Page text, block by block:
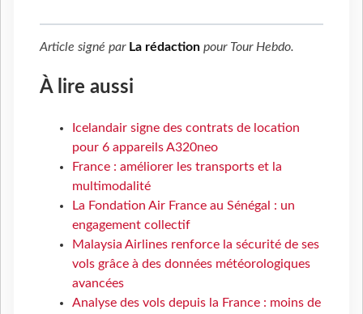
Article signé par La rédaction pour Tour Hebdo.
À lire aussi
Icelandair signe des contrats de location
pour 6 appareils A320neo
France : améliorer les transports et la
multimodalité
La Fondation Air France au Sénégal : un
engagement collectif
Malaysia Airlines renforce la sécurité de ses
vols grâce à des données météorologiques
avancées
Analyse des vols depuis la France : moins de